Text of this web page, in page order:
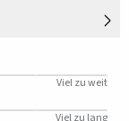
Viel zu weit